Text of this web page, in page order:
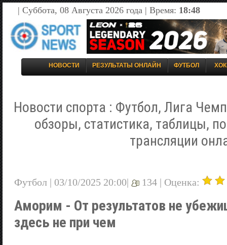
| Суббота, 08 Августа 2026 года | Время: 18:48
НОВОСТИ РЕЗУЛЬТАТЫ ОНЛАЙН ФУТБОЛ
Новости спорта : Футбол, Лига
обзоры, статистика, таблицы,
трансляции
Футбол | 03/10/2025 20:00| 134 | Оценка:
Аморим - От результатов не
здесь не при чем